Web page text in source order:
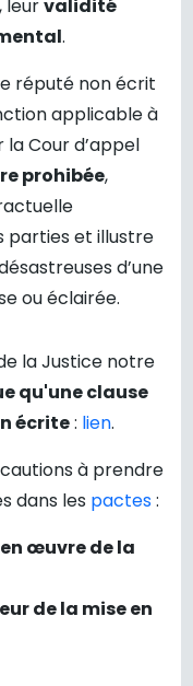
leurvalidité
.
réputé non écrit
applicable à
Cour d’appel
prohibée,
parties et illustre
d’une
ou éclairée.
la Justice notre
qu'une clause
écrite: lien.
à prendre
dans les pactes:
œuvre de la
de la mise en